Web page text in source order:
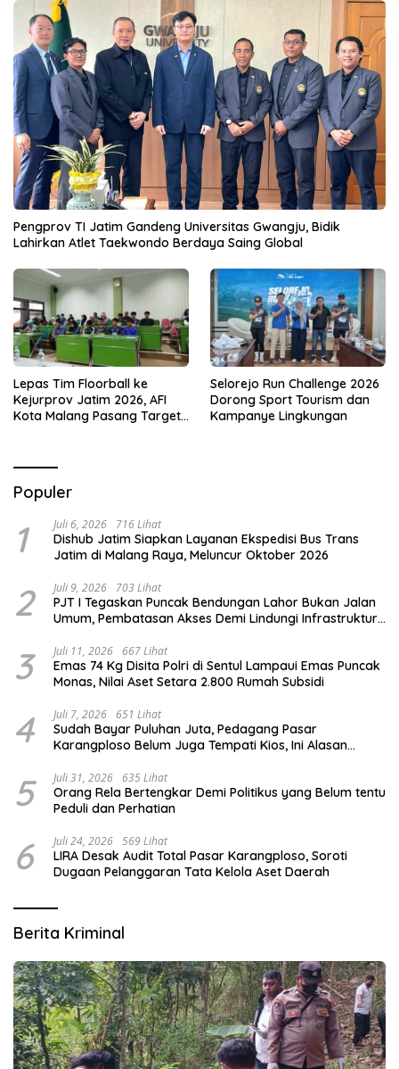
Pengprov TI Jatim Gandeng Universitas Gwangju, Bidik
Lahirkan Atlet Taekwondo Berdaya Saing Global
Lepas Tim Floorball ke
Kejurprov Jatim 2026, AFI
Kota Malang Pasang Target
Selorejo Run Challenge 2026
Dorong Sport Tourism dan
Kampanye Lingkungan
Populer
1 Juli 6, 2026 716 Lihat
Dishub Jatim Siapkan Layanan Ekspedisi Bus Trans
Jatim di Malang Raya, Meluncur Oktober 2026
2 Juli 9, 2026 703 Lihat
PJT I Tegaskan Puncak Bendungan Lahor Bukan Jalan
Umum, Pembatasan Akses Demi Lindungi Infrastruktur
3 Juli 11, 2026 667 Lihat
Emas 74 Kg Disita Polri di Sentul Lampaui Emas Puncak
Monas, Nilai Aset Setara 2.800 Rumah Subsidi
4 Juli 7, 2026 651 Lihat
Sudah Bayar Puluhan Juta, Pedagang Pasar
Karangploso Belum Juga Tempati Kios, Ini Alasan
5 Juli 31, 2026 635 Lihat
Orang Rela Bertengkar Demi Politikus yang Belum tentu
Peduli dan Perhatian
6 Juli 24, 2026 569 Lihat
LIRA Desak Audit Total Pasar Karangploso, Soroti
Dugaan Pelanggaran Tata Kelola Aset Daerah
Berita Kriminal